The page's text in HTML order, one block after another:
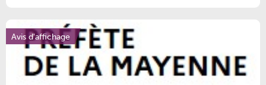
Avis d'affichage